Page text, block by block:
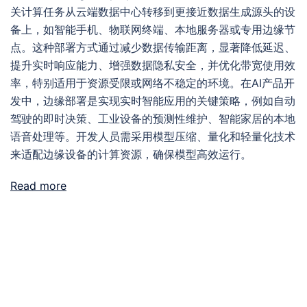
关计算任务从云端数据中心转移到更接近数据生成源头的设
备上，如智能手机、物联网终端、本地服务器或专用边缘节
点。这种部署方式通过减少数据传输距离，显著降低延迟、
提升实时响应能力、增强数据隐私安全，并优化带宽使用效
率，特别适用于资源受限或网络不稳定的环境。在AI产品开
发中，边缘部署是实现实时智能应用的关键策略，例如自动
驾驶的即时决策、工业设备的预测性维护、智能家居的本地
语音处理等。开发人员需采用模型压缩、量化和轻量化技术
来适配边缘设备的计算资源，确保模型高效运行。
Read more